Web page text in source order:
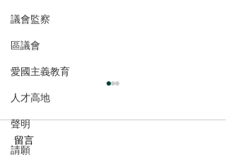
議會監察
區議會
愛國主義教育
人才高地
聲明
請願
留言